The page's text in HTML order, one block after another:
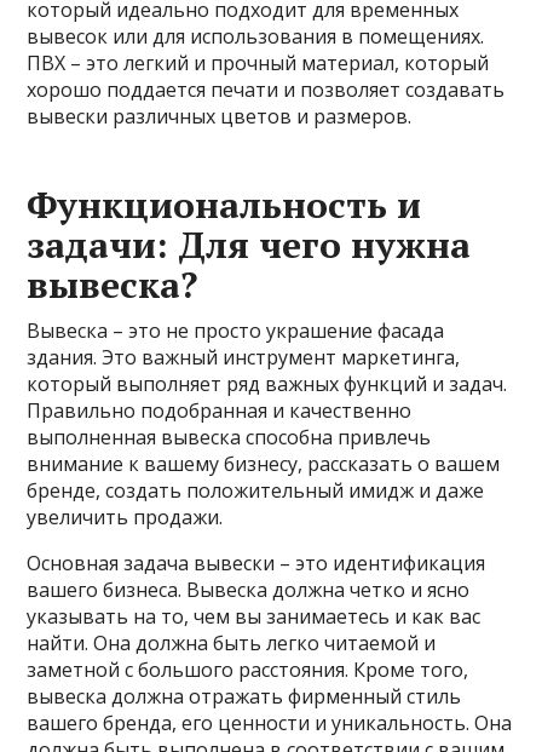
который идеально подходит для временных
вывесок или для использования в помещениях.
ПВХ – это легкий и прочный материал, который
хорошо поддается печати и позволяет создавать
вывески различных цветов и размеров.
Функциональность и
задачи: Для чего нужна
вывеска?
Вывеска – это не просто украшение фасада
здания. Это важный инструмент маркетинга,
который выполняет ряд важных функций и задач.
Правильно подобранная и качественно
выполненная вывеска способна привлечь
внимание к вашему бизнесу, рассказать о вашем
бренде, создать положительный имидж и даже
увеличить продажи.
Основная задача вывески – это идентификация
вашего бизнеса. Вывеска должна четко и ясно
указывать на то, чем вы занимаетесь и как вас
найти. Она должна быть легко читаемой и
заметной с большого расстояния. Кроме того,
вывеска должна отражать фирменный стиль
вашего бренда, его ценности и уникальность. Она